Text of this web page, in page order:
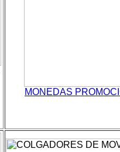
MONEDAS